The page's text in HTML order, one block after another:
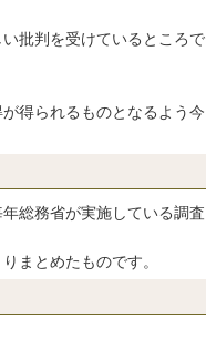
批判を受けているところで
得られるものとなるよう今
総務省が実施している調査
まとめたものです。